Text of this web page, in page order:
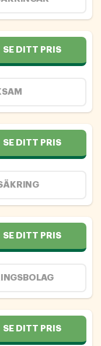
SE DITT PRIS
SE DITT PRIS
SE DITT PRIS
SE DITT PRIS